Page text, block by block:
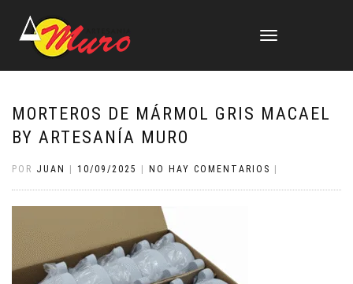
CAMBIAR
MORTEROS DE MÁRMOL GRIS MACAEL
BY ARTESANÍA MURO
POR JUAN 10/09/2025 NO HAY COMENTARIOS